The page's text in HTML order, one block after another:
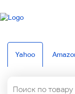
Yahoo